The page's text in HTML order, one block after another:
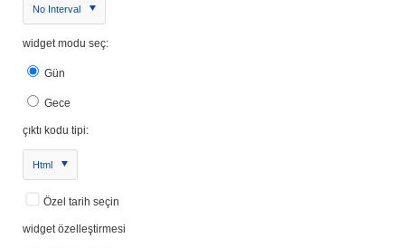
No Interval
widget modu seç:
Gün
Gece
çıktı kodu tipi:
Html
Özel tarih seçin
widget özelleştirmesi